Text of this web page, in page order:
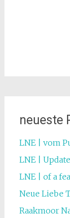
neueste
LNE | vom
LNE |
LNE | of a
Neue Liebe
Raakmoor